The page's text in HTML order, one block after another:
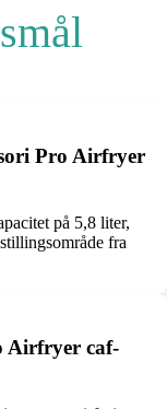
Pro Airfryer
på 5,8 liter,
fra
Airfryer caf-